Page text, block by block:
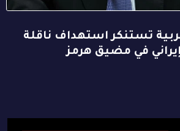
تستنكر استهداف ناقلة
في مضيق هرمز